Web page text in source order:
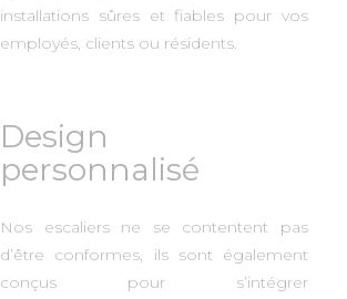
installations sûres et fiables pour vos
employés, clients ou résidents.
Design
personnalisé
Nos escaliers ne se contentent pas
d’être conformes, ils sont également
conçus pour s’intégrer